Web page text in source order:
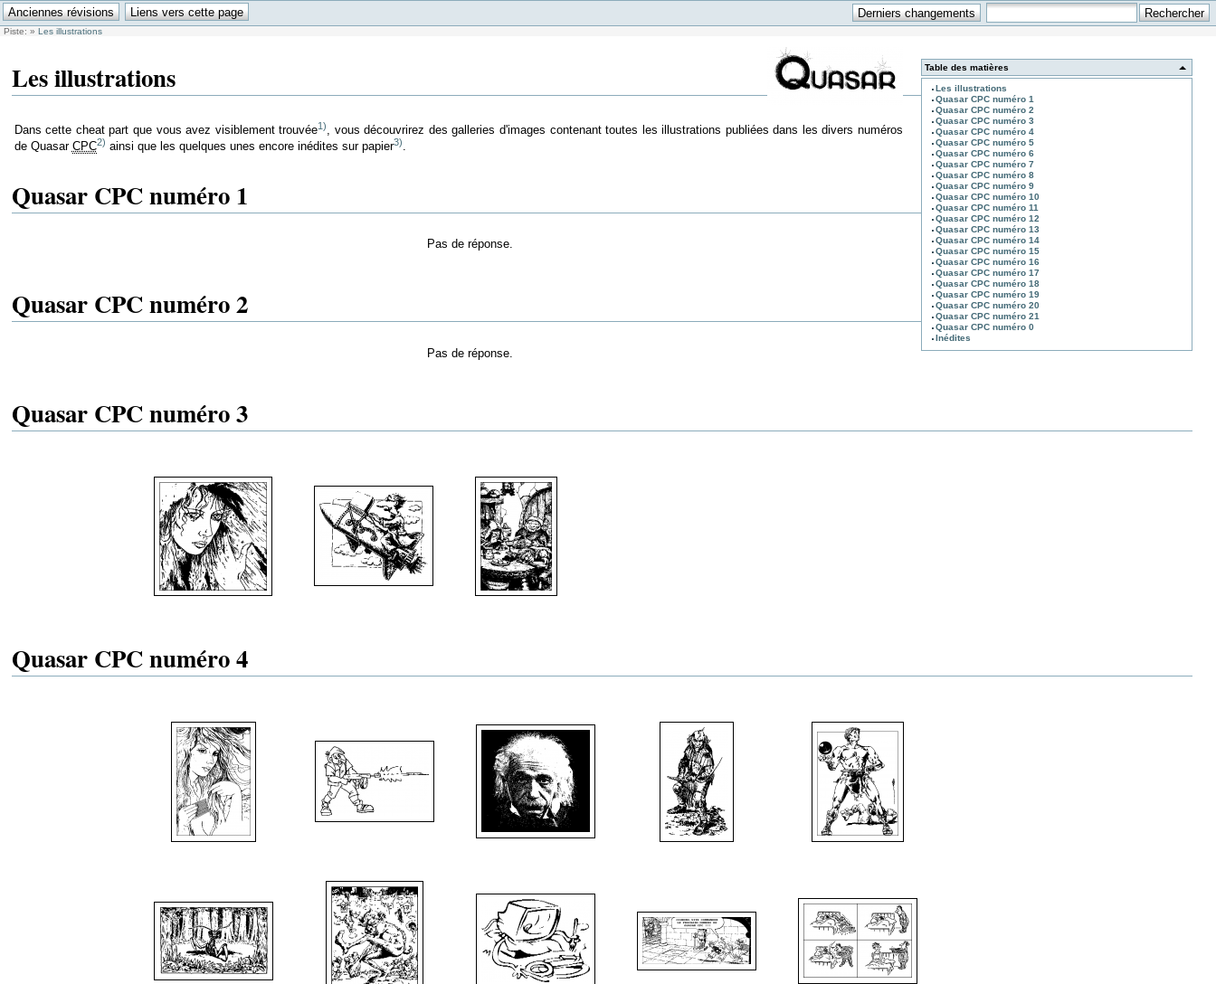
Piste: » Les illustrations
Table des matières
Les illustrations
Quasar CPC numéro 1
Quasar CPC numéro 2
Quasar CPC numéro 3
Quasar CPC numéro 4
Quasar CPC numéro 5
Quasar CPC numéro 6
Quasar CPC numéro 7
Quasar CPC numéro 8
Quasar CPC numéro 9
Quasar CPC numéro 10
Quasar CPC numéro 11
Quasar CPC numéro 12
Quasar CPC numéro 13
Quasar CPC numéro 14
Quasar CPC numéro 15
Quasar CPC numéro 16
Quasar CPC numéro 17
Quasar CPC numéro 18
Quasar CPC numéro 19
Quasar CPC numéro 20
Quasar CPC numéro 21
Quasar CPC numéro 0
Inédites
Les illustrations
Dans cette cheat part que vous avez visiblement trouvée1), vous découvrirez des galleries d'images contenant toutes les illustrations publiées dans les divers numéros
de Quasar CPC2) ainsi que les quelques unes encore inédites sur papier3).
Quasar CPC numéro 1
Pas de réponse.
Quasar CPC numéro 2
Pas de réponse.
Quasar CPC numéro 3
Quasar CPC numéro 4